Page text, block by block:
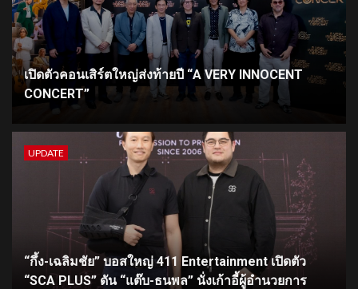
เปิดตัวคอนเสิร์ตใหญ่ส่งท้ายปี “A VERY INNOCENT
CONCERT”
UPDATE
“กึ้ง-เฉลิมชัย” บอสใหญ่ 411 Entertainment เปิดตัว
“SCA PLUS” ดัน “แต๊บ-ธนพล” นั่งเก้าอี้ผู้อำนวยการ